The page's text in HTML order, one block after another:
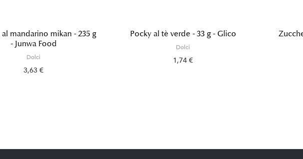
mandarino mikan - 235 g
- Junwa Food
Dolci
3,63 €
Pocky al tè verde - 33 g - Glico
Dolci
1,74 €